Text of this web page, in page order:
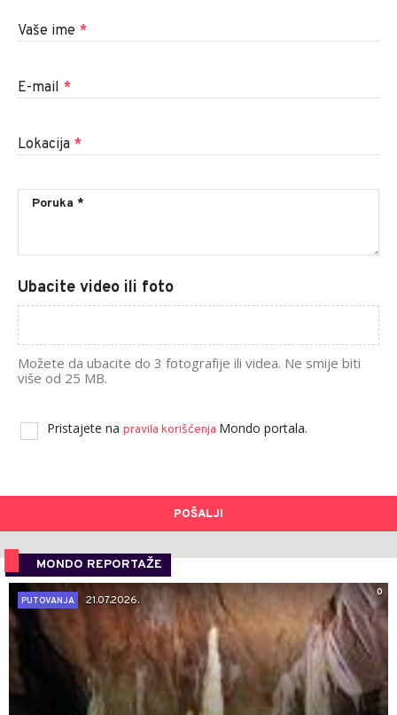
Vaše ime *
E-mail *
Lokacija *
Ubacite video ili foto
Možete da ubacite do 3 fotografije ili videa. Ne smije biti
više od 25 MB.
Pristajete na pravila korišćenja Mondo portala.
POŠALJI
MONDO REPORTAŽE
0
PUTOVANJA
21.07.2026.